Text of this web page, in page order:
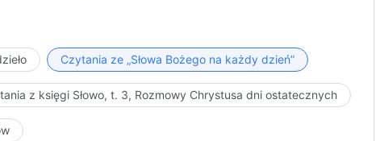
Ducha. Dzieło wykonane przez Boga wcielonego jest
trzech etapów dzieła Bożego są dwa etapy dzieła
przeszkodą w dziele Boga wcielonego. W szczególności
jest niezwykle trudne, warunki są niesprzyjające, a
pod koniec tego dzieła, nadal będzie ono osiągać
ciała i jest on bardziej przekonujący niż efekt dzieła
Czytania ze „Słowa Bożego na każdy dzień”
z księgi Słowo, t. 3, Rozmowy Chrystusa dni ostatecznych